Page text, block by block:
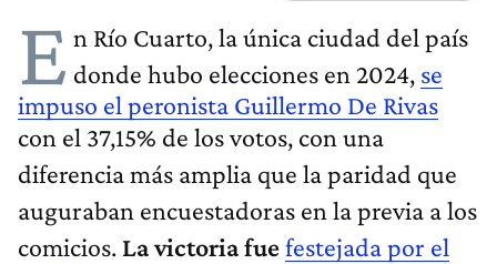
E n Río Cuarto, la única ciudad del país
donde hubo elecciones en 2024, se
impuso el peronista Guillermo De Rivas
con el 37,15% de los votos, con una
diferencia más amplia que la paridad que
auguraban encuestadoras en la previa a los
comicios. La victoria fuefestejada por el